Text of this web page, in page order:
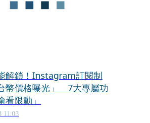
解鎖！Instagram訂閱制
幣價格曝光」 7大專屬功
看限動」
11:03